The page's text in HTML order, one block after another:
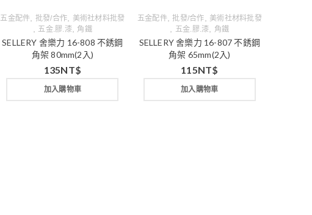
五金配件 批發/合作 美術社材料批發
五金.膠.漆, 角鐵
SELLERY 舍樂力 16-808 不銹鋼
角架 80mm(2入)
135NT$
加入購物車
五金配件,批發/合作 美術社材料批發
五金.膠.漆 角鐵
SELLERY 舍樂力 16-807 不銹鋼
角架 65mm(2入)
115NT$
加入購物車